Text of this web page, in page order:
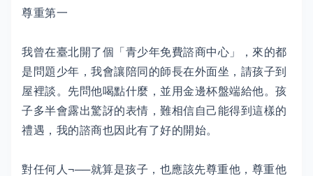
尊重第一
我曾在臺北開了個「青少年免費諮商中心」，來的都
是問題少年，我會讓陪同的師長在外面坐，請孩子到
屋裡談。先問他喝點什麼，並用金邊杯盤端給他。孩
子多半會露出驚訝的表情，難相信自己能得到這樣的
禮遇，我的諮商也因此有了好的開始。
對任何人¬──就算是孩子，也應該先尊重他，尊重他